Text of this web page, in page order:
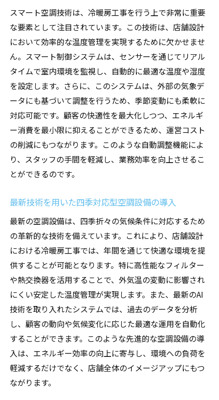
スマート空調技術は、冷暖房工事を行う上で非常に重要
な要素として注目されています。この技術は、店舗設計
において効率的な温度管理を実現するために欠かせませ
ん。スマート制御システムは、センサーを通じてリアル
タイムで室内環境を監視し、自動的に最適な温度や湿度
を設定します。さらに、このシステムは、外部の気象デ
ータにも基づいて調整を行うため、季節変動にも柔軟に
対応可能です。顧客の快適性を最大化しつつ、エネルギ
ー消費を最小限に抑えることができるため、運営コスト
の削減にもつながります。このような自動調整機能によ
り、スタッフの手間を軽減し、業務効率を向上させるこ
とができるのです。
最新技術を用いた四季対応型空調設備の導入
最新の空調設備は、四季折々の気候条件に対応するため
の革新的な技術を備えています。これにより、店舗設計
における冷暖房工事では、年間を通じて快適な環境を提
供することが可能となります。特に高性能なフィルター
や熱交換器を活用することで、外気温の変動に影響され
にくい安定した温度管理が実現します。また、最新のAI
技術を取り入れたシステムでは、過去のデータを分析
し、顧客の動向や気候変化に応じた最適な運用を自動化
することができます。このような先進的な空調設備の導
入は、エネルギー効率の向上に寄与し、環境への負荷を
軽減するだけでなく、店舗全体のイメージアップにもつ
ながります。